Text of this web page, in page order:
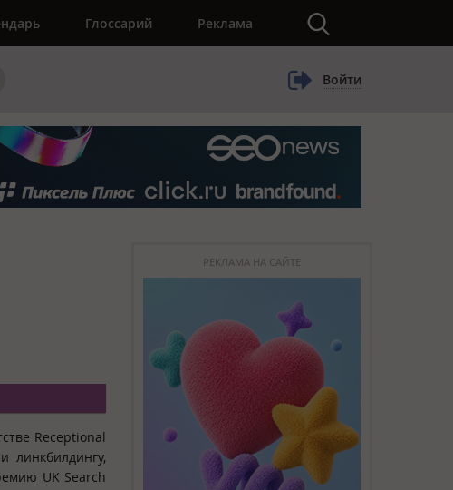
Глоссарий Реклама
Войти
Receptional
линкбилдингу,
UK Search
РЕКЛАМА НА САЙТЕ